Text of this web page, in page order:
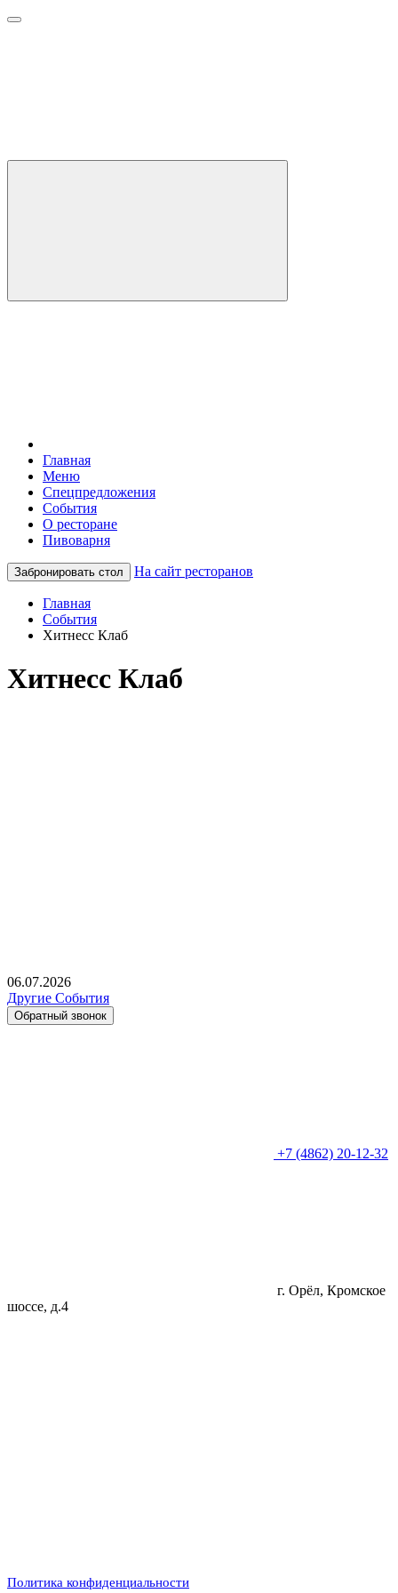
Главная
Меню
Спецпредложения
События
О ресторане
Пивоварня
Забронировать стол На сайт ресторанов
Главная
События
Хитнесс Клаб
Хитнесс Клаб
06.07.2026
Другие События
Обратный звонок
+7 (4862) 20-12-32
г. Орёл, Кромское
шоссе, д.4
Политика конфиденциальности